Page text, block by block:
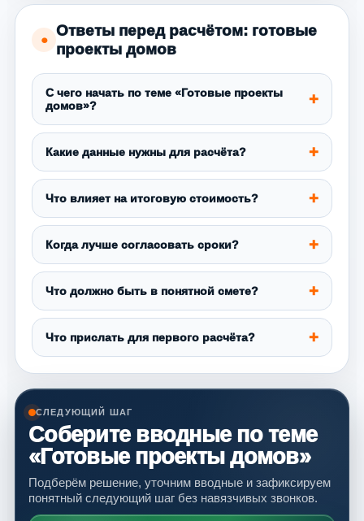
●
Ответы перед расчётом: готовые
проекты домов
С чего начать по теме «Готовые проекты
домов»?
Какие данные нужны для расчёта?
Что влияет на итоговую стоимость?
Когда лучше согласовать сроки?
Что должно быть в понятной смете?
Что прислать для первого расчёта?
СЛЕДУЮЩИЙ ШАГ
Соберите вводные по теме
«Готовые проекты домов»
Подберём решение, уточним вводные и зафиксируем
понятный следующий шаг без навязчивых звонков.